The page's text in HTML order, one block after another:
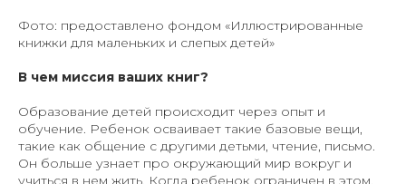
Фото: предоставлено фондом «Иллюстрированные
книжки для маленьких и слепых детей»
В чем миссия ваших книг?
Образование детей происходит через опыт и
обучение. Ребенок осваивает такие базовые вещи,
такие как общение с другими детьми, чтение, письмо.
Он больше узнает про окружающий мир вокруг и
учиться в нем жить. Когда ребенок ограничен в этом,